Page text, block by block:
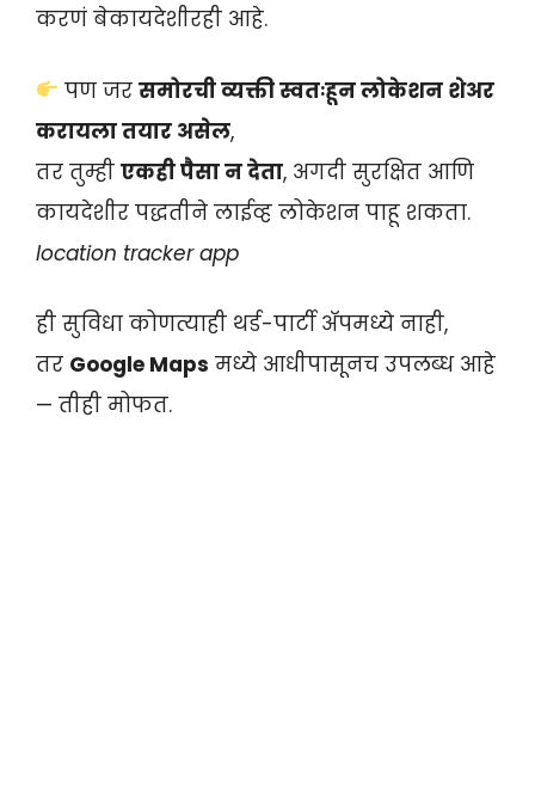
करणं बेकायदेशीरही आहे.
पण जरसमोरची व्यक्ती स्वतःहून लोकेशन शेअर
करायला तयार असेल,
तर तुम्ही एकही पैसा न देता, अगदी सुरक्षित आणि
कायदेशीर पद्धतीने लाईव्ह लोकेशन पाहू शकता.
location tracker app
ही सुविधा कोणत्याही थर्ड-पार्टी अ‍ॅपमध्ये नाही,
तर Google Maps मध्ये आधीपासूनच उपलब्ध आहे
— तीही मोफत.